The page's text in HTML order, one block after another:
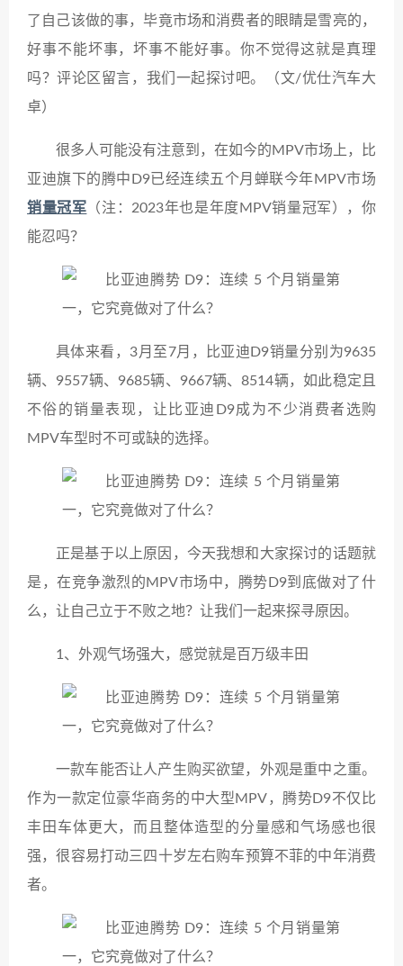
了自己该做的事，毕竟市场和消费者的眼睛是雪亮的，
好事不能坏事，坏事不能好事。你不觉得这就是真理
吗？评论区留言，我们一起探讨吧。（文/优仕汽车大
卓）
很多人可能没有注意到，在如今的MPV市场上，比
亚迪旗下的腾中D9已经连续五个月蝉联今年MPV市场
销量冠军 （注：2023年也是年度MPV销量冠军），你
能忍吗？
具体来看，3月至7月，比亚迪D9销量分别为9635
辆、9557辆、9685辆、9667辆、8514辆，如此稳定且
不俗的销量表现，让比亚迪D9成为不少消费者选购
MPV车型时不可或缺的选择。
正是基于以上原因，今天我想和大家探讨的话题就
是，在竞争激烈的MPV市场中，腾势D9到底做对了什
么，让自己立于不败之地？让我们一起来探寻原因。
1、外观气场强大，感觉就是百万级丰田
一款车能否让人产生购买欲望，外观是重中之重。
作为一款定位豪华商务的中大型MPV，腾势D9不仅比
丰田车体更大，而且整体造型的分量感和气场感也很
强，很容易打动三四十岁左右购车预算不菲的中年消费
者。